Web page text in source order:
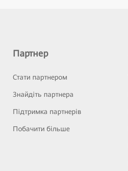
Партнер
Стати партнером
Знайдіть партнера
Підтримка партнерів
Побачити більше